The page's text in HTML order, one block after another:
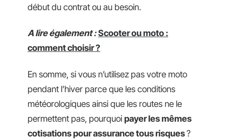
début du contrat ou au besoin.
A lire également : Scooter ou moto :
comment choisir ?
En somme, si vous n’utilisez pas votre moto
pendant l’hiver parce que les conditions
météorologiques ainsi que les routes ne le
permettent pas, pourquoi payer les mêmes
cotisations pour assurance tous risques?